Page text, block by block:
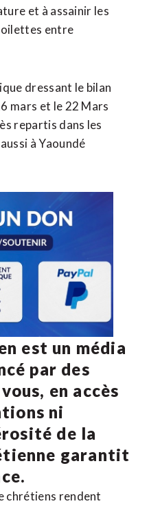
et à assainir les
entre
dressant le bilan
mars et le 22 Mars
repartis dans les
à Yaoundé
est un média
par des
en accès
ni
de la
garantit
chrétiens rendent